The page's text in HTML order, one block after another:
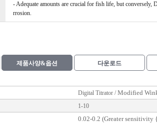
- Adequate amounts are crucial for fish life, but conversely,
rrosion.
제품사양&옵션 다운로드
Digital Titrator /Modified
1-10
0.02-0.2 (Greater sensitivity